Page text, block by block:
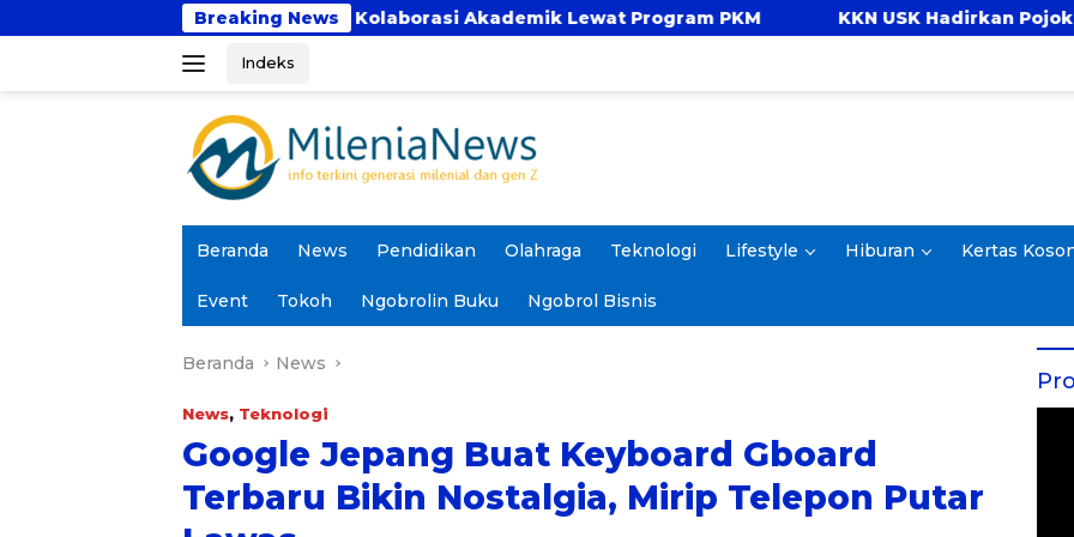
ke
Breaking News
Bhakti Perkuat Kolaborasi Akademik Lewat Program PKM KKN USK Hadirkan Pojok Celengan,
Indeks
Beranda News Pendidikan Olahraga Teknologi Lifestyle Hiburan Kertas
Event Tokoh Ngobrolin Buku Ngobrol Bisnis
Beranda News
News, Teknologi
Google Jepang Buat Keyboard Gboard
Terbaru Bikin Nostalgia, Mirip Telepon Putar